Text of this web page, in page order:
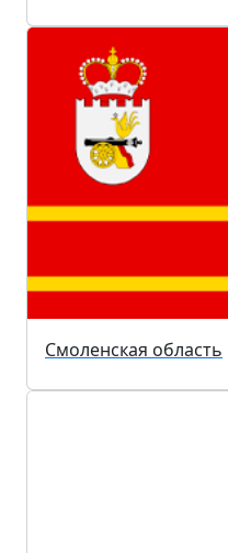
Смоленская область